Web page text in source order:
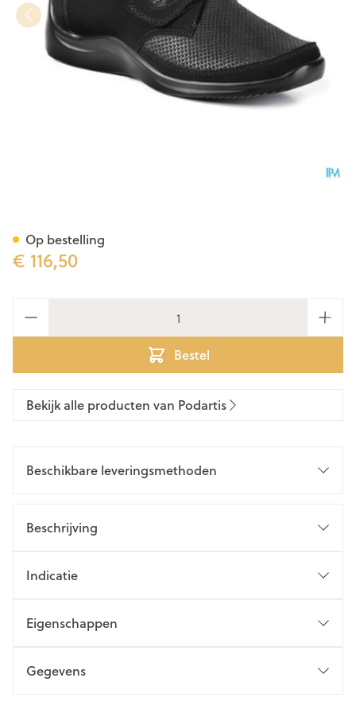
€ 116,50
Bestel
Op bestelling
Bekijk alle producten van Podartis
Beschikbare leveringsmethoden
Beschrijving
Indicatie
Eigenschappen
Gegevens